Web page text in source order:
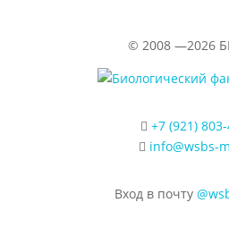
© 2008 —2026
+7 (921)
info@wsbs-
Вход в почту